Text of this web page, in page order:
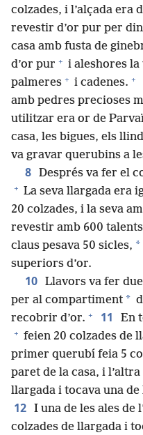
colzades, i l’alçada era
revestir d’or pur per
casa amb fusta de
d’or pur + i aleshores
palmeres + i cadenes. +
amb pedres precioses
utilitzar era or de
casa, les bigues, els
va gravar querubins a
8 Després va fer el
+ La seva llargada era
20 colzades, i la seva
revestir amb 600 talents
claus pesava 50 sicles, *
superiors d’or.
10 Llavors va fer
per al compartiment *
recobrir d’or. + 11 En
+ feien 20 colzades de
primer querubí feia 5
paret de la casa, i
llargada i tocava una
12 I una de les ales de
colzades de llargada i